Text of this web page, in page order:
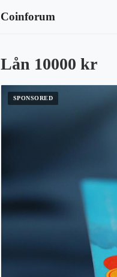
Coinforum
Lån 10000 kr